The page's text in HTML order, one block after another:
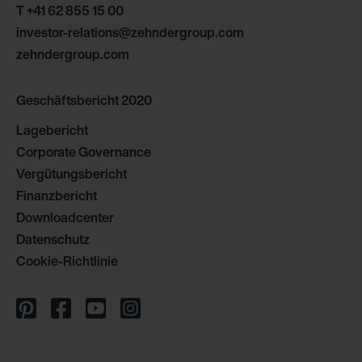
T +41 62 855 15 00
investor-relations@zehndergroup.com
zehndergroup.com
Geschäftsbericht 2020
Lagebericht
Corporate Governance
Vergütungsbericht
Finanzbericht
Downloadcenter
Datenschutz
Cookie-Richtlinie